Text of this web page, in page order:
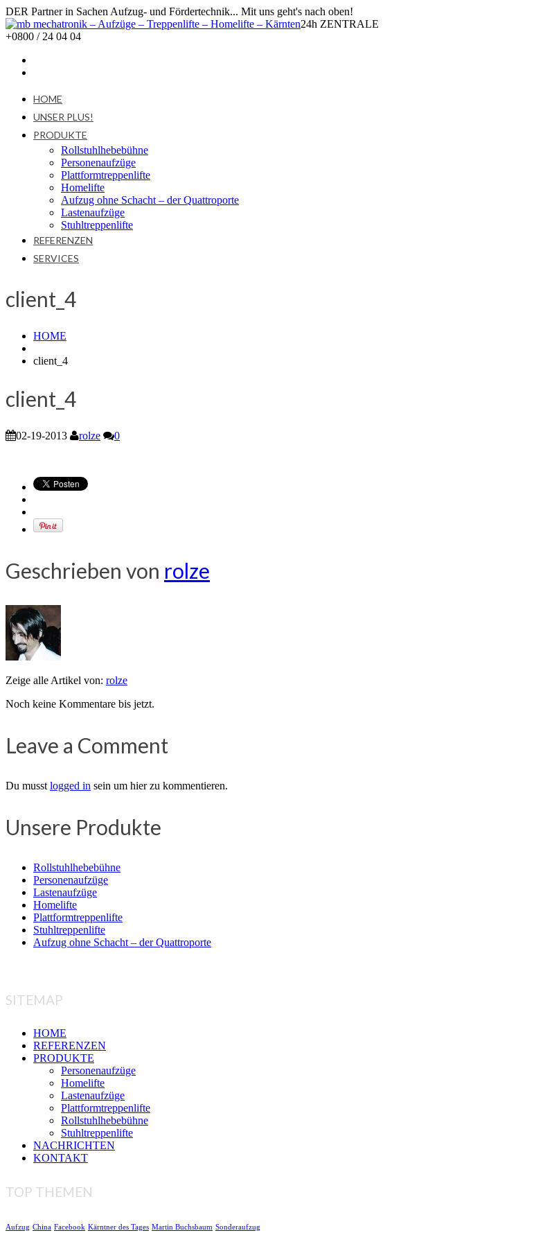
DER Partner in Sachen Aufzug- und Fördertechnik... Mit uns geht's nach oben!
24h ZENTRALE
+0800 / 24 04 04
HOME
UNSER PLUS!
PRODUKTE
Rollstuhlhebebühne
Personenaufzüge
Plattformtreppenlifte
Homelifte
Aufzug ohne Schacht – der Quattroporte
Lastenaufzüge
Stuhltreppenlifte
REFERENZEN
SERVICES
client_4
HOME
client_4
client_4
02-19-2013 rolze 0
Geschrieben von rolze
Zeige alle Artikel von: rolze
Noch keine Kommentare bis jetzt.
Leave a Comment
Du musst logged in sein um hier zu kommentieren.
Unsere Produkte
Rollstuhlhebebühne
Personenaufzüge
Lastenaufzüge
Homelifte
Plattformtreppenlifte
Stuhltreppenlifte
Aufzug ohne Schacht – der Quattroporte
SITEMAP
HOME
REFERENZEN
PRODUKTE
Personenaufzüge
Homelifte
Lastenaufzüge
Plattformtreppenlifte
Rollstuhlhebebühne
Stuhltreppenlifte
NACHRICHTEN
KONTAKT
TOP THEMEN
Aufzug China Facebook Kärntner des Tages Martin Buchsbaum Sonderaufzug